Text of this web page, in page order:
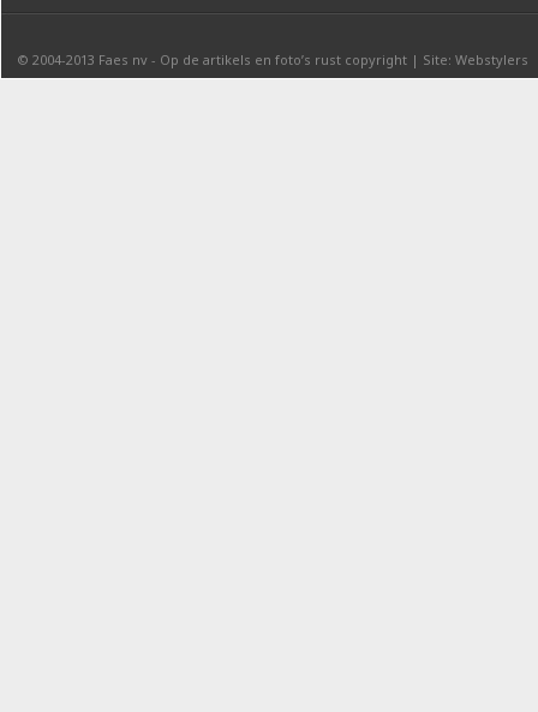
© 2004-2013 Faes nv - Op de artikels en foto’s rust copyright | Site: Webstylers